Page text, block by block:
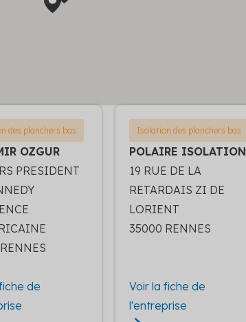
des planchers bas
OZGUR
PRESIDENT
de
Isolation des planchers bas
POLAIRE ISOLATION
19 RUE DE LA
RETARDAIS ZI DE
LORIENT
35000 RENNES
Voir la fiche de
l'entreprise